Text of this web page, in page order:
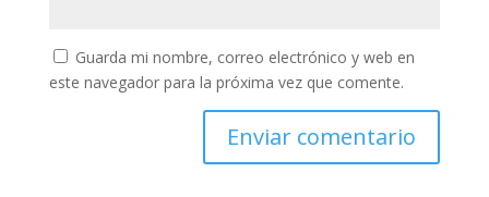
Guarda mi nombre, correo electrónico y web en
este navegador para la próxima vez que comente.